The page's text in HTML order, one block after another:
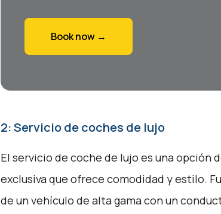
Book now →
2: Servicio de coches de lujo
El servicio de coche de lujo es una opción
exclusiva que ofrece comodidad y estilo.
de un vehículo de alta gama con un